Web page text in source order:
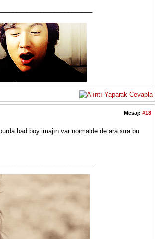
Mesaj: #18
bad boy imajın var normalde de ara sıra bu